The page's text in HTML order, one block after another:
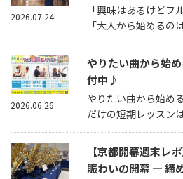
「興味はあるけどフ
「大人から始める
2026.07.24
やりたい曲から始
付中♪
やりたい曲から始め
だけの短期レッスン
2026.06.26
【京都開幕週末レ
賑わいの開幕 — 締